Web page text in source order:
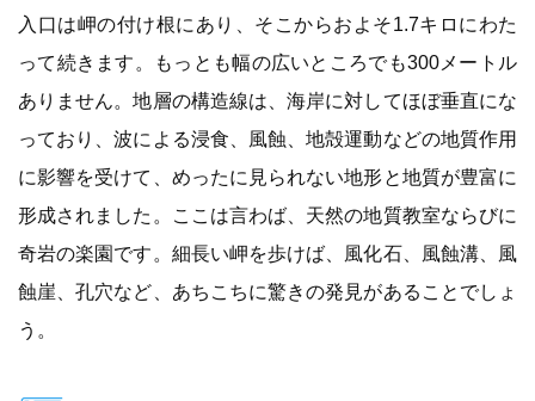
入口は岬の付け根にあり、そこからおよそ1.7キロにわた
って続きます。もっとも幅の広いところでも300メートル
ありません。地層の構造線は、海岸に対してほぼ垂直にな
っており、波による浸食、風蝕、地殻運動などの地質作用
に影響を受けて、めったに見られない地形と地質が豊富に
形成されました。ここは言わば、天然の地質教室ならびに
奇岩の楽園です。細長い岬を歩けば、風化石、風蝕溝、風
蝕崖、孔穴など、あちこちに驚きの発見があることでしょ
う。